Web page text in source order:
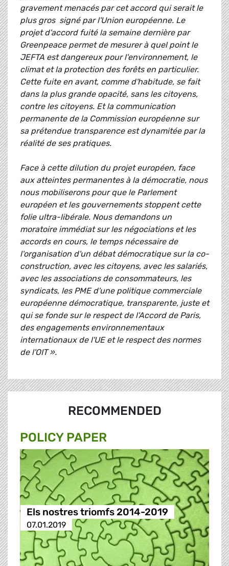
gravement menacés par cet accord qui serait le
plus gros signé par l'Union européenne. Le
projet d'accord fuité la semaine dernière par
Greenpeace permet de mesurer à quel point le
JEFTA est dangereux pour l'environnement, le
climat et la protection des forêts en particulier.
Cette fuite en avant, comme d'habitude, se fait
dans la plus grande opacité, sans les citoyens,
contre les citoyens. Et la communication
permanente de la Commission européenne sur
sa prétendue transparence est dynamitée par la
réalité de ses pratiques.
Face à cette dilution du projet européen, face
aux atteintes permanentes à la démocratie, nous
nous mobiliserons pour que le Parlement
européen et les gouvernements stoppent cette
folie ultra-libérale. Nous demandons un
moratoire immédiat sur les négociations et les
accords en cours, le temps nécessaire de
l'organisation d'un débat démocratique sur la co-
construction, avec les citoyens, avec les salariés,
avec les associations de consommateurs, les
syndicats, les PME d'une politique commerciale
européenne démocratique, transparente, juste et
qui se fonde sur le respect de l'Accord de Paris,
des engagements environnementaux
internationaux de l'UE et le respect des normes
de l'OIT ».
RECOMMENDED
POLICY PAPER
Els nostres triomfs 2014-2019
07.01.2019